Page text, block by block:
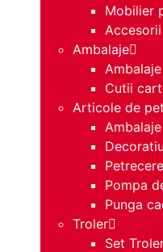
Mobilier
Ambalaje
Cutii
Articole de
Pompa
Punga
Troler
Set